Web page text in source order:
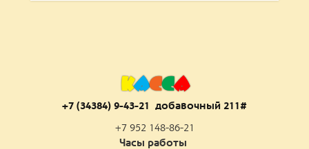
КАССА
+7 (34384) 9-43-21 добавочный 211#
+7 952 148-86-21
Часы работы